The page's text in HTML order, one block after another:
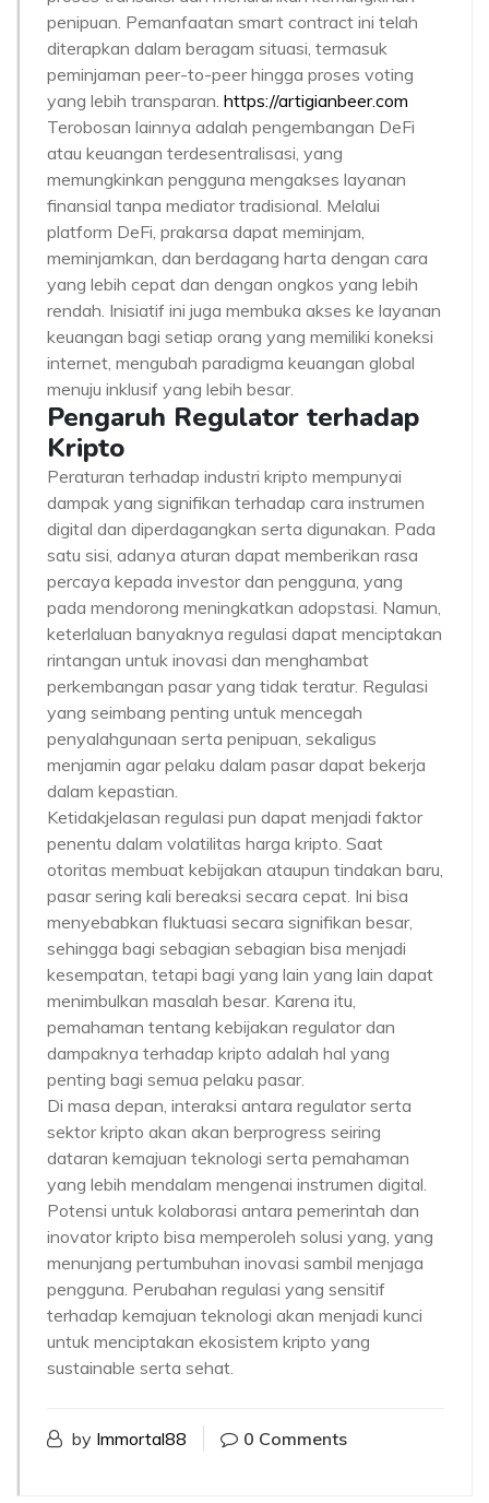
penipuan. Pemanfaatan smart contract ini telah
diterapkan dalam beragam situasi, termasuk
peminjaman peer-to-peer hingga proses voting
yang lebih transparan. https://artigianbeer.com
Terobosan lainnya adalah pengembangan DeFi
atau keuangan terdesentralisasi, yang
memungkinkan pengguna mengakses layanan
finansial tanpa mediator tradisional. Melalui
platform DeFi, prakarsa dapat meminjam,
meminjamkan, dan berdagang harta dengan cara
yang lebih cepat dan dengan ongkos yang lebih
rendah. Inisiatif ini juga membuka akses ke layanan
keuangan bagi setiap orang yang memiliki koneksi
internet, mengubah paradigma keuangan global
menuju inklusif yang lebih besar.
Pengaruh Regulator terhadap
Kripto
Peraturan terhadap industri kripto mempunyai
dampak yang signifikan terhadap cara instrumen
digital dan diperdagangkan serta digunakan. Pada
satu sisi, adanya aturan dapat memberikan rasa
percaya kepada investor dan pengguna, yang
pada mendorong meningkatkan adopstasi. Namun,
keterlaluan banyaknya regulasi dapat menciptakan
rintangan untuk inovasi dan menghambat
perkembangan pasar yang tidak teratur. Regulasi
yang seimbang penting untuk mencegah
penyalahgunaan serta penipuan, sekaligus
menjamin agar pelaku dalam pasar dapat bekerja
dalam kepastian.
Ketidakjelasan regulasi pun dapat menjadi faktor
penentu dalam volatilitas harga kripto. Saat
otoritas membuat kebijakan ataupun tindakan baru,
pasar sering kali bereaksi secara cepat. Ini bisa
menyebabkan fluktuasi secara signifikan besar,
sehingga bagi sebagian sebagian bisa menjadi
kesempatan, tetapi bagi yang lain yang lain dapat
menimbulkan masalah besar. Karena itu,
pemahaman tentang kebijakan regulator dan
dampaknya terhadap kripto adalah hal yang
penting bagi semua pelaku pasar.
Di masa depan, interaksi antara regulator serta
sektor kripto akan akan berprogress seiring
dataran kemajuan teknologi serta pemahaman
yang lebih mendalam mengenai instrumen digital.
Potensi untuk kolaborasi antara pemerintah dan
inovator kripto bisa memperoleh solusi yang, yang
menunjang pertumbuhan inovasi sambil menjaga
pengguna. Perubahan regulasi yang sensitif
terhadap kemajuan teknologi akan menjadi kunci
untuk menciptakan ekosistem kripto yang
sustainable serta sehat.
by Immortal88 0 Comments